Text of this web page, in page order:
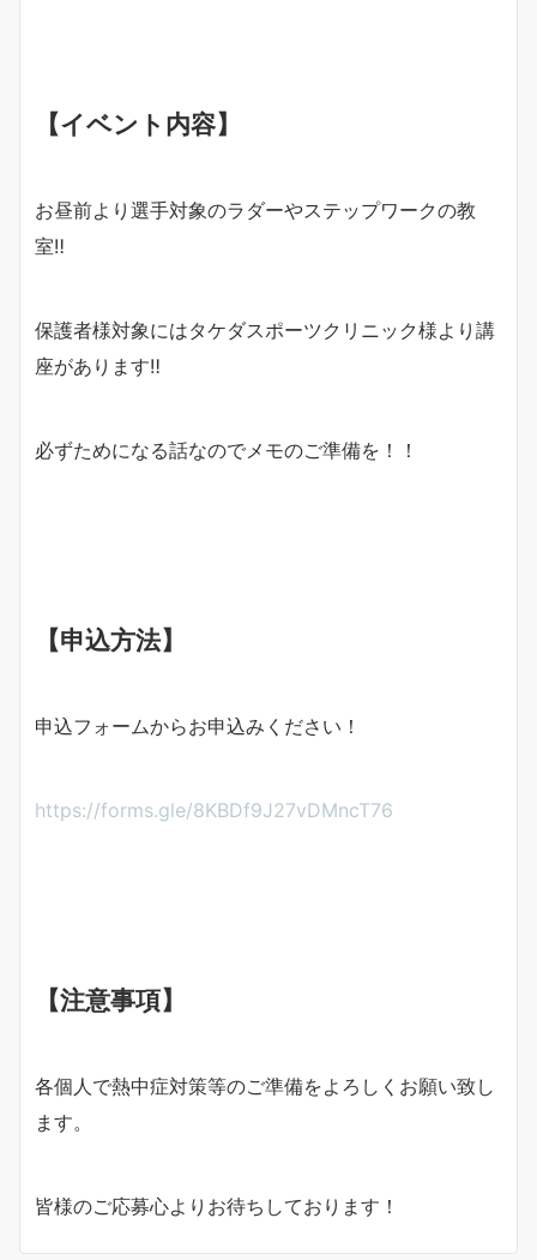
【イベント内容】
お昼前より選手対象のラダーやステップワークの教
室‼︎
保護者様対象にはタケダスポーツクリニック様より講
座があります‼︎
必ずためになる話なのでメモのご準備を！！
【申込方法】
申込フォームからお申込みください！
https://forms.gle/8KBDf9J27vDMncT76
【注意事項】
各個人で熱中症対策等のご準備をよろしくお願い致し
ます。
皆様のご応募心よりお待ちしております！